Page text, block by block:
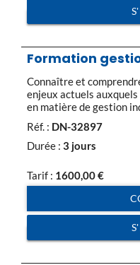
Formation
Connaître et
enjeux actuels
en matière de gestion
coordination, clients
outils de la gestion
manière à produire au
Réf. : DN-32897
Durée : 3 jours
Tarif : 1600,00€